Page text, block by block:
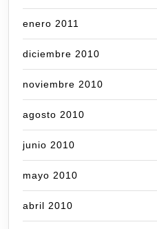
enero 2011
diciembre 2010
noviembre 2010
agosto 2010
junio 2010
mayo 2010
abril 2010